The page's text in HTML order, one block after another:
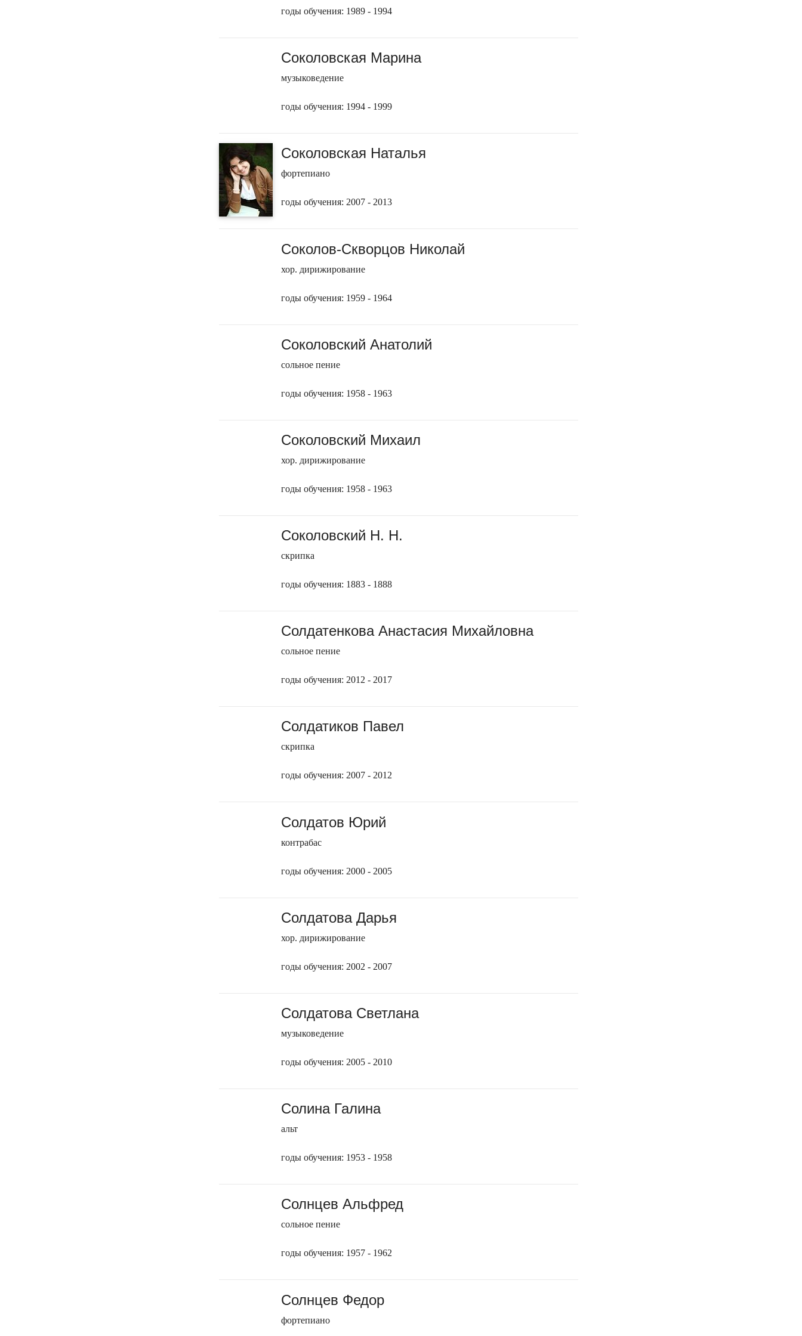
годы обучения: 1989 - 1994
Соколовская Марина
музыковедение
годы обучения: 1994 - 1999
Соколовская Наталья
фортепиано
годы обучения: 2007 - 2013
Соколов-Скворцов Николай
хор. дирижирование
годы обучения: 1959 - 1964
Соколовский Анатолий
сольное пение
годы обучения: 1958 - 1963
Соколовский Михаил
хор. дирижирование
годы обучения: 1958 - 1963
Соколовский Н. Н.
скрипка
годы обучения: 1883 - 1888
Солдатенкова Анастасия Михайловна
сольное пение
годы обучения: 2012 - 2017
Солдатиков Павел
скрипка
годы обучения: 2007 - 2012
Солдатов Юрий
контрабас
годы обучения: 2000 - 2005
Солдатова Дарья
хор. дирижирование
годы обучения: 2002 - 2007
Солдатова Светлана
музыковедение
годы обучения: 2005 - 2010
Солина Галина
альт
годы обучения: 1953 - 1958
Солнцев Альфред
сольное пение
годы обучения: 1957 - 1962
Солнцев Федор
фортепиано